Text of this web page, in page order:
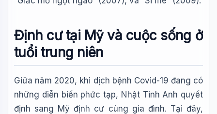
Định cư tại Mỹ và cuộc sống ở
tuổi trung niên
Giữa năm 2020, khi dịch bệnh Covid-19 đang có
những diễn biến phức tạp, Nhật Tinh Anh quyết
định sang Mỹ định cư cùng gia đình. Tại đây,